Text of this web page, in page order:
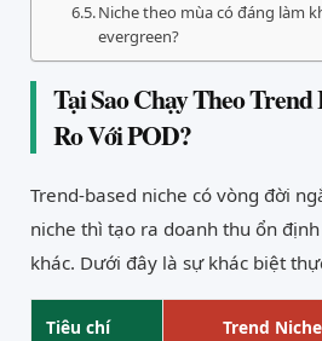
Niche theo mùa có đáng làm
evergreen?
Tại Sao Chạy Theo
Ro Với POD?
Trend-based niche có vòng đời
niche thì tạo ra doanh thu ổn
khác. Dưới đây là sự khác biệt
Tiêu chí Trend Niche